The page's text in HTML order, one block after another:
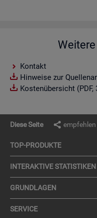
Kontakt
Hinweise zur
Kostenübersicht (PDF,
Diese Seite empfehlen
TOP-PRO­DUK­TE
IN­TER­AK­TI­VE STA­TIS­TI­KEN
GRUND­LA­GEN
SER­VICE